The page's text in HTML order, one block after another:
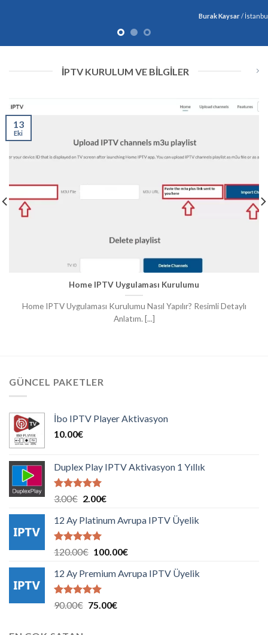
İPTV KURULUM VE BİLGİLER
Home IPTV Uygulaması Kurulumu
Home IPTV Uygulaması Kurulumu Nasıl Yapılır? Resimli Detaylı
Anlatım. [...]
13
Eki
GÜNCEL PAKETLER
İbo IPTV Player Aktivasyon
10.00€
Duplex Play IPTV Aktivasyon 1 Yıllık
5 üzerinden
aldı
3.00€ Orijinal
3.00€.
2.00€Şu
fiyat:
12 Ay Platinum Avrupa IPTV Üyelik
5 üzerinden
aldı
120.00€ Orijinal
120.00€.
100.00€Şu
fiyat:
12 Ay Premium Avrupa IPTV Üyelik
5 üzerinden
90.00€ Orijinal
75.00€Şu